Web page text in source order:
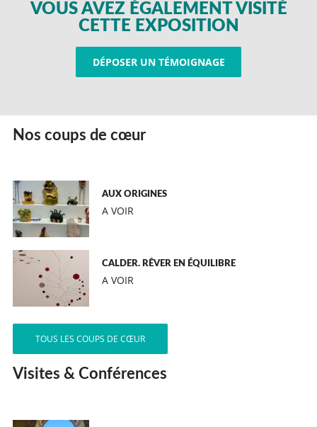
VOUS AVEZ ÉGALEMENT VISITÉ
CETTE EXPOSITION
DÉPOSER UN TÉMOIGNAGE
Nos coups de cœur
AUX ORIGINES
A VOIR
CALDER. RÊVER EN ÉQUILIBRE
A VOIR
TOUS LES COUPS DE CŒUR
Visites & Conférences